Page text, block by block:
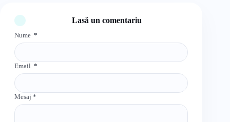
Lasă un comentariu
Nume *
Email *
Mesaj *